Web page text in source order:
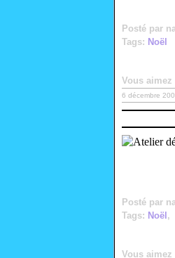
Posté par
Tags: Noël
Vous aimez
6 décembre
Posté par
Tags: Noël ,
Vous aimez